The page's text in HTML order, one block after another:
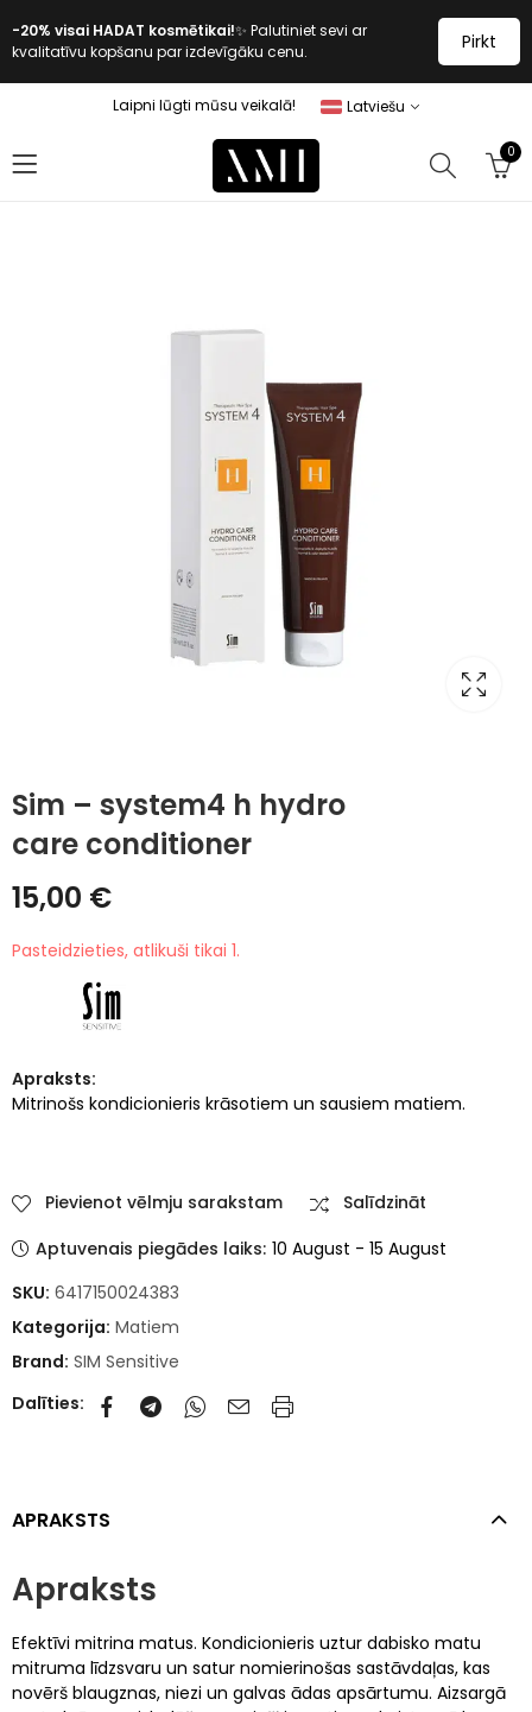
-20% visai HADAT kosmētikai!✨ Palutiniet sevi ar
kvalitatīvu kopšanu par izdevīgāku cenu.
Pirkt
Laipni lūgti mūsu veikalā! Latviešu
0
Sim – system4 h hydro
care conditioner
15,00 €
Pasteidzieties, atlikuši tikai 1.
Apraksts:
Mitrinošs kondicionieris krāsotiem un sausiem matiem.
Pievienot vēlmju sarakstam
Salīdzināt
Aptuvenais piegādes laiks: 10 August - 15 August
SKU: 6417150024383
Kategorija: Matiem
Brand: SIM Sensitive
Dalīties:
APRAKSTS
Apraksts
Efektīvi mitrina matus. Kondicionieris uztur dabisko matu
mitruma līdzsvaru un satur nomierinošas sastāvdaļas, kas
novērš blaugznas, niezi un galvas ādas apsārtumu. Aizsargā